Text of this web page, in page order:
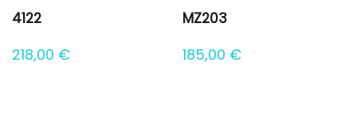
4122
218,00 €
MZ203
185,00 €